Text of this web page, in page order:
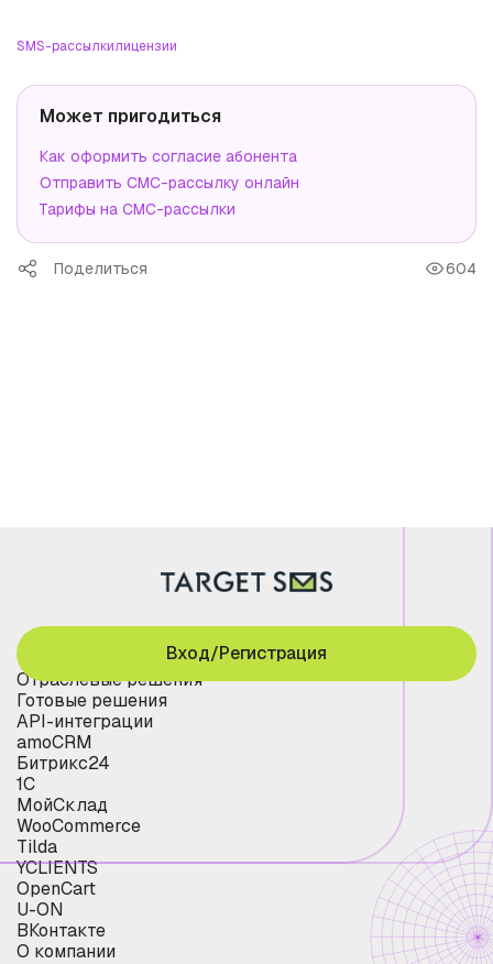
SMS-рассылкилицензии
Может пригодиться
Как оформить согласие абонента
Отправить СМС-рассылку онлайн
Тарифы на СМС-рассылки
Поделиться 604
Отраслевые решения
Готовые решения
API-интеграции
amoCRM
Битрикс24
1С
МойСклад
WooCommerce
Tilda
YCLIENTS
OpenCart
U-ON
ВКонтакте
О компании
Вход/Регистрация